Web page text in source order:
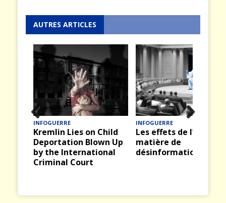
AUTRES ARTICLES
INFOGUERRE
Kremlin Lies on Child
Deportation Blown Up
by the International
Criminal Court
INFOGUERRE
Les effets de l’IA en
matière de
désinformation
Prev
ious